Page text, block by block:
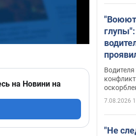
на Новини на
Видео
7.08.2026
"Не